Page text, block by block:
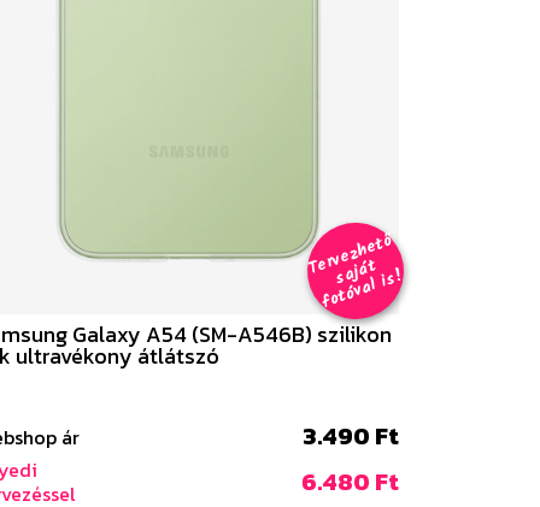
T
er
v
e
z
h
e
t
ő
s
aj
á
t
f
o
t
ó
v
al i
s
!
Galaxy A54 (SM-A546B) szilikon
ultravékony átlátszó
ár 3.490 Ft
6.480 Ft